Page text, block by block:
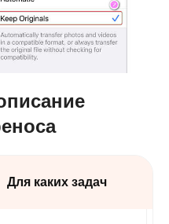
Для каких задач